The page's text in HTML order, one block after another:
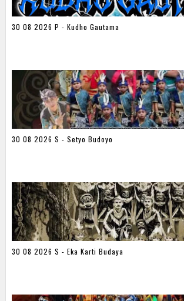
30 08 2026 P - Kudho Gautama
30 08 2026 S - Setyo Budoyo
30 08 2026 S - Eka Karti Budaya